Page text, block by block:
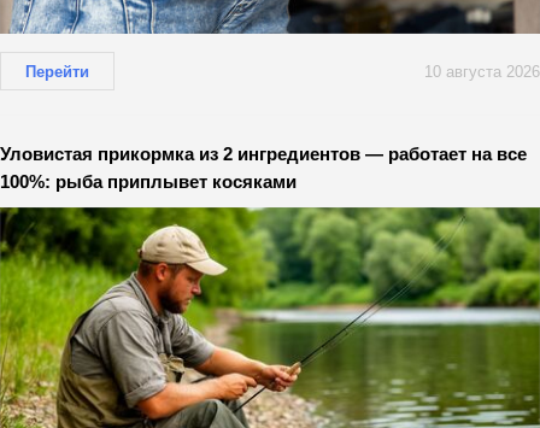
Перейти 10 августа 2026
Уловистая прикормка из 2 ингредиентов — работает на все
100%: рыба приплывет косяками